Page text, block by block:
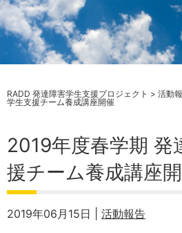
RADD 発達障害学生支援プロジェクト > 活動
学生支援チーム養成講座開催
2019年度春学期 発
援チーム養成講座
2019年06月15日 | 活動報告